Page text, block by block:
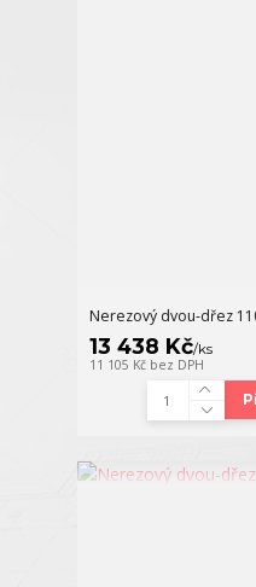
Nerezový dvou-dřez
13 438 Kč/ks
11 105 Kč bez DPH